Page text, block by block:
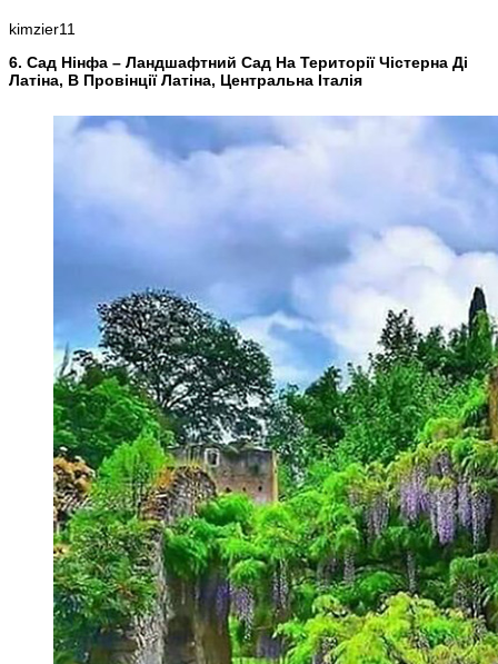
kimzier11
6. Сад Нінфа – Ландшафтний Сад На Території Чістерна Ді
Латіна, В Провінції Латіна, Центральна Італія